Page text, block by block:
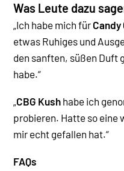
Was Leute dazu
„Ich habe mich für Candy
etwas Ruhiges und
den sanften, süßen Duft
habe.“
„CBG Kush habe ich
probieren. Hatte so eine
mir echt gefallen hat.“
FAQs